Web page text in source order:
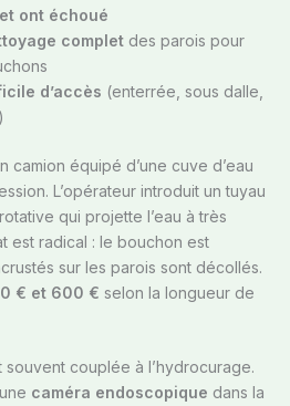
ont échoué
complet des parois pour
d’accès (enterrée, sous dalle,
camion équipé d’une cuve d’eau
L’opérateur introduit un tuyau
qui projette l’eau à très
est radical : le bouchon est
sur les parois sont décollés.
€ et 600 € selon la longueur de
souvent couplée à l’hydrocurage.
caméra endoscopique dans la